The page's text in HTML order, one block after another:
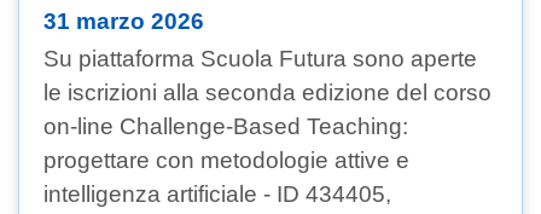
31 marzo 2026
Su piattaforma Scuola Futura sono aperte
le iscrizioni alla seconda edizione del corso
on-line Challenge-Based Teaching:
progettare con metodologie attive e
intelligenza artificiale - ID 434405,